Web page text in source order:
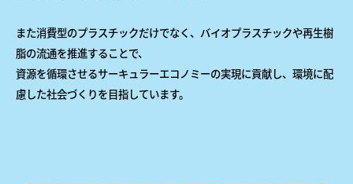
また消費型のプラスチックだけでなく、バイオプラスチックや再生樹
脂の流通を推進することで、
資源を循環させるサーキュラーエコノミーの実現に貢献し、環境に配
慮した社会づくりを目指しています。